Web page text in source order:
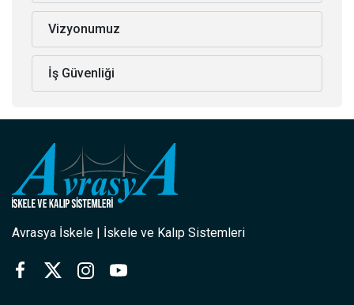
Vizyonumuz
İş Güvenliği
Avrasya İskele | İskele ve Kalıp Sistemleri